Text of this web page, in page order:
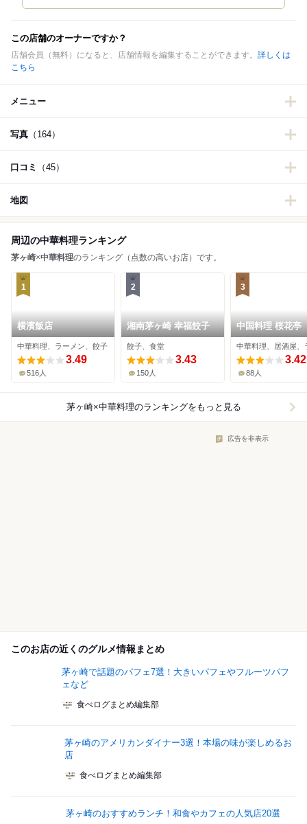
この店舗のオーナーですか？
店舗会員（無料）になると、店舗情報を編集することができます。 詳しくは
こちら
メニュー
写真 （164）
口コミ （45）
地図
周辺の中華料理ランキング
茅ヶ崎×中華料理のランキング（点数の高いお店）です。
1
横濱飯店
中華料理、ラーメン、餃子
3.49
516人
2
湘南茅ヶ崎 幸福餃子
餃子、食堂
3.43
150人
3
中国料理 桜花亭
3.42
88人
茅ヶ崎×中華料理のランキングをもっと見る
広告を非表示
このお店の近くのグルメ情報まとめ
茅ヶ崎で話題のパフェ7選！大きいパフェやフルーツパフ
ェなど
食べログまとめ編集部
茅ヶ崎のアメリカンダイナー3選！本場の味が楽しめるお
店
食べログまとめ編集部
茅ヶ崎のおすすめランチ！和食やカフェの人気店20選